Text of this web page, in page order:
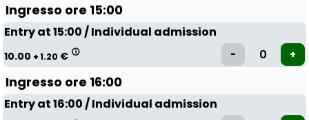
Ingresso ore 15:00
Entry at 15:00 / Individual admission
10.00 + 1.20 €
Ingresso ore 16:00
Entry at 16:00 / Individual admission